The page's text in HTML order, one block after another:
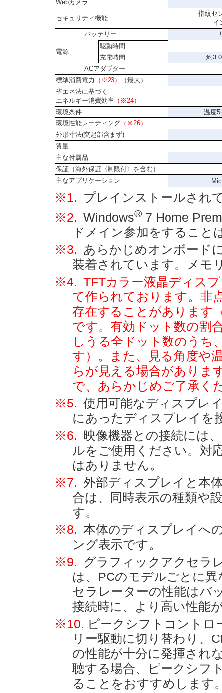
Webカメラ
セキュリティ機能
指紋セ
イ
電源
バッテリー
駆動時間
充電時間
約
ACアダプター
標準消費電力
（※23）
（最大）
省エネ法に基づく
エネルギー消費効率 （※24）
環境条件
温度5
環境性能レーティング （※26）
外形寸法(突起部含まず)
質量
主な付属品
保証（海外保証〈制限付〉を含む）
主なアプリケーション
※1. プレインストールされ
※2. Windows® 7 Home
ドメイン参加をすること
※3. あらかじめオンボード
装着されています。メモ
※4. TFTカラー液晶ディス
て作られております。非
存在することがあります
です。有効ドット数の割
しうる全ドット数のうち
す）。また、見る角度や
らが見える場合がありま
で、あらかじめご了承く
※5. 使用可能なディスプレ
にあったディスプレイを
※6. 映像機器との接続には
ルをご使用ください。対
はありません。
※7. 外部ディスプレイと本
合は、同時表示の種類や
す。
※8. 本体のディスプレイへ
ング表示です。
※9. グラフィックアクセラ
は、PCのモデルごとに
セラレーターの性能はバ
接続時に、より高い性能
※10. ピークシフトコントロ
リー駆動に切り替わり、
の性能が十分に発揮され
聴する場合、ピークシフ
ることをおすすめします